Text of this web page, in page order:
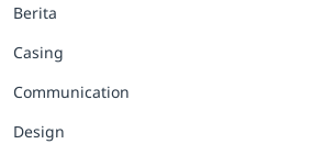
Berita
Casing
Communication
Design